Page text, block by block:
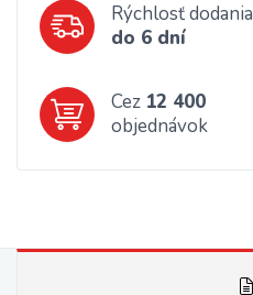
Rýchlosť dodania
do 6 dní
Cez 12 400
objednávok